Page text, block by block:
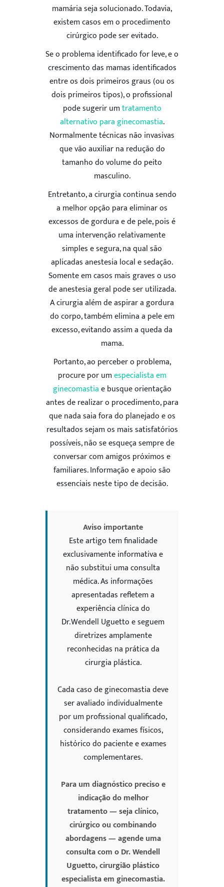
mamária seja solucionado. Todavia,
existem casos em o procedimento
cirúrgico pode ser evitado.
Se o problema identificado for leve, e o
crescimento das mamas identificados
entre os dois primeiros graus (ou os
dois primeiros tipos), o profissional
pode sugerir umtratamento
alternativo para ginecomastia.
Normalmente técnicas não invasivas
que vão auxiliar na redução do
tamanho do volume do peito
masculino.
Entretanto, a cirurgia continua sendo
a melhor opção para eliminar os
excessos de gordura e de pele, pois é
uma intervenção relativamente
simples e segura, na qual são
aplicadas anestesia local e sedação.
Somente em casos mais graves o uso
de anestesia geral pode ser utilizada.
A cirurgia além de aspirar a gordura
do corpo, também elimina a pele em
excesso, evitando assim a queda da
mama.
Portanto, ao perceber o problema,
procure por umespecialista em
ginecomastiae busque orientação
antes de realizar o procedimento, para
que nada saia fora do planejado e os
resultados sejam os mais satisfatórios
possíveis, não se esqueça sempre de
conversar com amigos próximos e
familiares. Informação e apoio são
essenciais neste tipo de decisão.
Aviso importante
Este artigo tem finalidade
exclusivamente informativa e
não substitui uma consulta
médica. As informações
apresentadas refletem a
experiência clínica do
Dr. Wendell Uguetto e seguem
diretrizes amplamente
reconhecidas na prática da
cirurgia plástica.
Cada caso de ginecomastia deve
ser avaliado individualmente
por um profissional qualificado,
considerando exames físicos,
histórico do paciente e exames
complementares.
Para um diagnóstico preciso e
indicação do melhor
tratamento — seja clínico,
cirúrgico ou combinando
abordagens — agende uma
consulta com o Dr. Wendell
Uguetto, cirurgião plástico
especialista em ginecomastia.